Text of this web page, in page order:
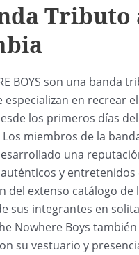
Tributo
BOYS son una banda
especializan en recrear
los primeros días
Los miembros de la
una
y
del extenso catálogo
sus integrantes en
Nowhere Boys
su vestuario y